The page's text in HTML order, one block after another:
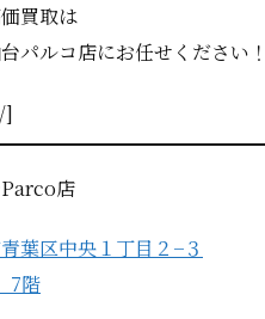
買取は
パルコ店にお任せください！
]
店
葉区中央１丁目２−３
7階